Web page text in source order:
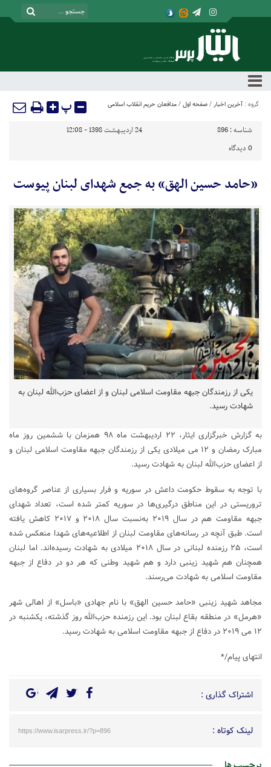
گروه : آخرین اخبار / صفحه اول / مدافعان حریم انقلاب اسلامی پ
شناسه : 896
24 اردیبهشت 1398 - 12:08
0 دیدگاه
«حامد حسین الهق» به جمع شهدای لبنان پیوست
یکی از رزمندگان جبهه مقاومت اسلامی لبنان و از اعضای حزب‌الله لبنان به
شهادت رسید.
به گزارش خبرگزاری ایثار، ۲۲ اردیبهشت ماه ۹۸ همزمان با ششمین روز ماه
مبارک رمضان و ۱۲ می میلادی یکی از رزمندگان جبهه مقاومت اسلامی لبنان و
از اعضای حزب‌الله لبنان به شهادت رسید.
با توجه به سقوط حکومت داعش در سوریه و فرار بسیاری از عناصر گروه‌های
تروریستی در این مناطق درگیری‌ها در سوریه کمتر شده است، تعداد شهدای
جبهه مقاومت هم در سال ۲۰۱۹ به‌نسبت سال ۲۰۱۸ و ۲۰۱۷ کاهش یافته
است. طبق آنچه در رسانه‌های مقاومت لبنان از اطلاعیه‌های شهدا منعکس شده
است، ۲۵ رزمنده لبنانی در سال ۲۰۱۸ میلادی به شهادت رسیده‌اند. اما لبنان
همچنان هم شهید زینبی دارد و هم شهید وطنی که هر دو در دفاع از جبهه
مقاومت اسلامی به شهادت می‌رسند.
مجاهد شهید زینبی «حامد حسین الهق» با نام جهادی «باسل» از اهالی شهر
«هرمل» در منطقه بقاع لبنان بود. این رزمنده حزب‌الله روز گذشته، یکشنبه در
۱۲ می ۲۰۱۹ در دفاع از جبهه مقاومت اسلامی به شهادت رسید.
انتهای پیام/*
اشتراک گذاری :
لینک کوتاه : https://www.isarpress.ir/?p=896